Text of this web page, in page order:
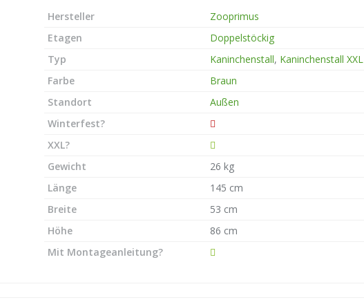
Hersteller
Zooprimus
Etagen
Doppelstöckig
Typ
Kaninchenstall, Kaninchenstall XXL
Farbe
Braun
Standort
Außen
Winterfest?
XXL?
Gewicht
26 kg
Länge
145 cm
Breite
53 cm
Höhe
86 cm
Mit Montageanleitung?